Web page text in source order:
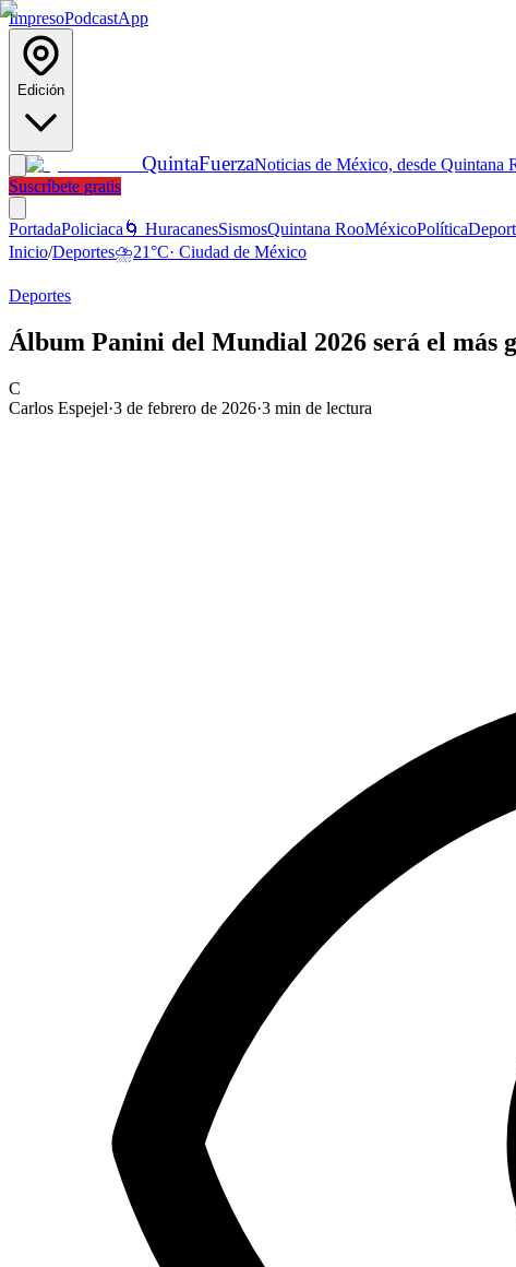
ImpresoPodcastApp
Edición
QuintaFuerzaNoticias de México, desde Quintana
Suscríbete gratis
PortadaPoliciaca 🌀 HuracanesSismosQuintana RooMéxicoPolítica
Inicio/Deportes⛈️21°C· Ciudad de México
Deportes
Álbum Panini del Mundial 2026 será el más
C
Carlos Espejel·3 de febrero de 2026·3 min de lectura